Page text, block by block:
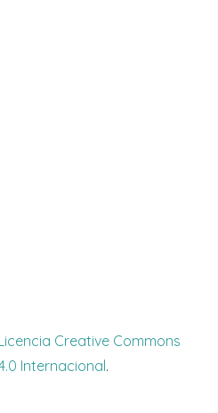
Creative Commons
Internacional.